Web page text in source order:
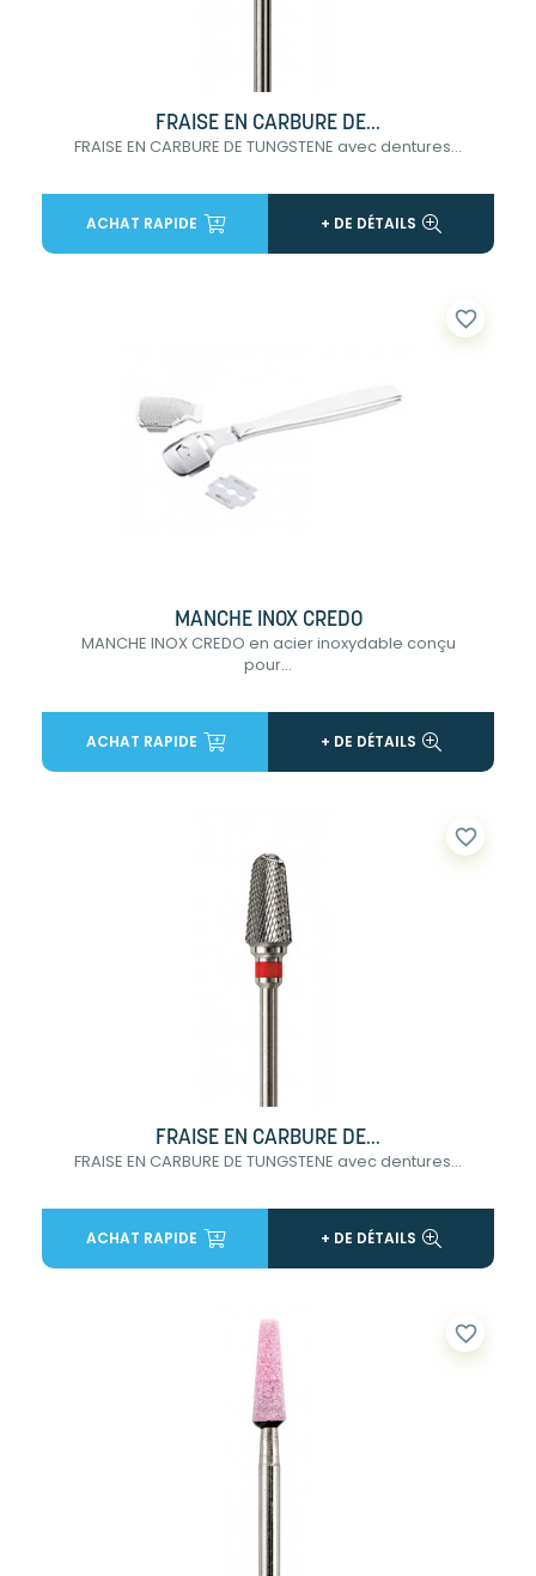
FRAISE EN CARBURE DE...
FRAISE EN CARBURE DE TUNGSTENE avec dentures...
ACHAT RAPIDE + DE DÉTAILS
favorite_border
MANCHE INOX CREDO
MANCHE INOX CREDO en acier inoxydable conçu
pour...
ACHAT RAPIDE + DE DÉTAILS
favorite_border
FRAISE EN CARBURE DE...
FRAISE EN CARBURE DE TUNGSTENE avec dentures...
ACHAT RAPIDE + DE DÉTAILS
favorite_border